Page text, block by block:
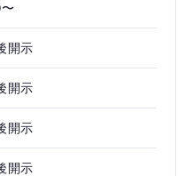
開示
開示
開示
開示